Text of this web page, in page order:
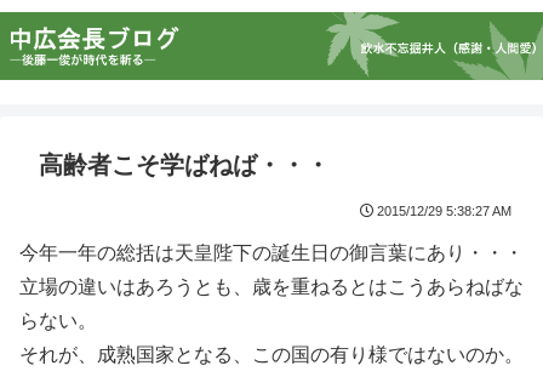
高齢者こそ学ばねば・・・
2015/12/29 5:38:27 AM
今年一年の総括は天皇陛下の誕生日の御言葉にあり・・・
立場の違いはあろうとも、歳を重ねるとはこうあらねばな
らない。
それが、成熟国家となる、この国の有り様ではないのか。